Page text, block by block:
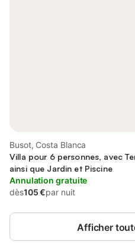
Busot, Costa Blanca
Villa pour 6 personnes, avec
ainsi que Jardin et Piscine
Annulation gratuite
dès105 €par nuit
Afficher